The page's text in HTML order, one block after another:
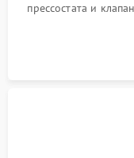
прессостата и
Восстановление